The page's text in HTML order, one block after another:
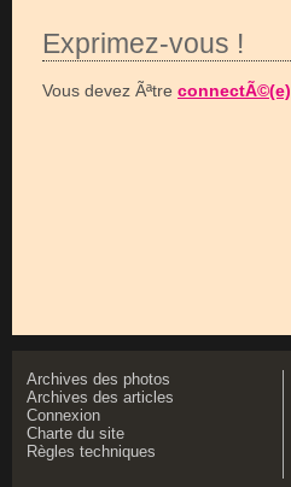
Exprimez-vous !
Vous devez Ãªtre connectÃ©(e)
Archives des photos
Archives des articles
Connexion
Charte du site
Règles techniques